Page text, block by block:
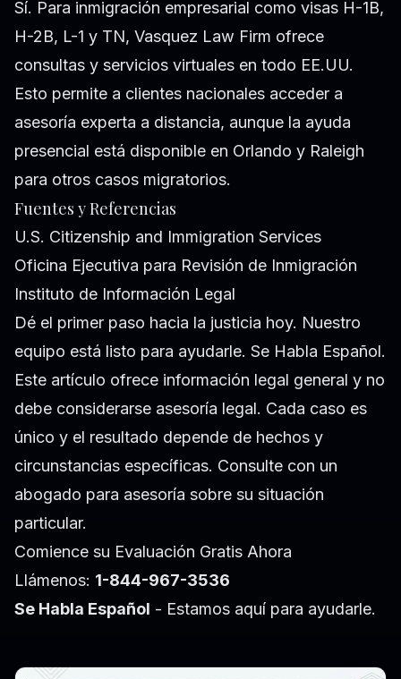
Sí. Para inmigración empresarial como visas H-1B,
H-2B, L-1 y TN, Vasquez Law Firm ofrece
consultas y servicios virtuales en todo EE.UU.
Esto permite a clientes nacionales acceder a
asesoría experta a distancia, aunque la ayuda
presencial está disponible en Orlando y Raleigh
para otros casos migratorios.
Fuentes y Referencias
U.S. Citizenship and Immigration Services
Oficina Ejecutiva para Revisión de Inmigración
Instituto de Información Legal
Dé el primer paso hacia la justicia hoy. Nuestro
equipo está listo para ayudarle. Se Habla Español.
Este artículo ofrece información legal general y no
debe considerarse asesoría legal. Cada caso es
único y el resultado depende de hechos y
circunstancias específicas. Consulte con un
abogado para asesoría sobre su situación
particular.
Comience su Evaluación Gratis Ahora
Llámenos: 1-844-967-3536
Se Habla Español - Estamos aquí para ayudarle.